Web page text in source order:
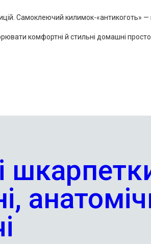
Самоклеючий килимок-«антикоготь» —
комфортні й стильні домашні